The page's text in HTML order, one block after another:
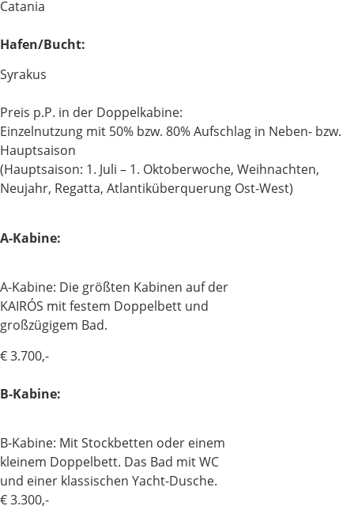
Catania
Hafen/Bucht:
Syrakus
Preis p.P. in der Doppelkabine:
Einzelnutzung mit 50% bzw. 80% Aufschlag in Neben- bzw.
Hauptsaison
(Hauptsaison: 1. Juli – 1. Oktoberwoche, Weihnachten,
Neujahr, Regatta, Atlantiküberquerung Ost-West)
A-Kabine:
A-Kabine: Die größten Kabinen auf der
KAIRÓS mit festem Doppelbett und
großzügigem Bad.
€ 3.700,-
B-Kabine:
B-Kabine: Mit Stockbetten oder einem
kleinem Doppelbett. Das Bad mit WC
und einer klassischen Yacht-Dusche.
€ 3.300,-